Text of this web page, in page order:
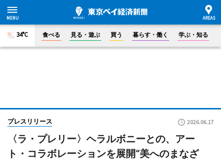
34°C 食べる 見る・遊ぶ 買う 暮らす・働く 学ぶ・知る
プレスリリース 2026.06.17
〈ラ・プレリー〉ヘラルボニーとの、アー
ト・コラボレーションを展開“美へのまなざ